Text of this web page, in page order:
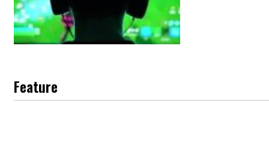
Feature